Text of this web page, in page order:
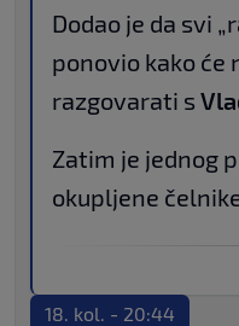
Dodao je da svi
ponovio kako će
razgovarati s
Zatim je jednog
okupljene
18. kol. - 20:44